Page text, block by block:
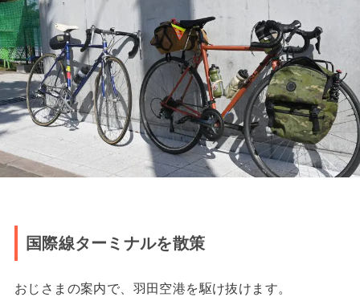
国際線ターミナルを散策
おじさまの案内で、羽田空港を駆け抜けます。